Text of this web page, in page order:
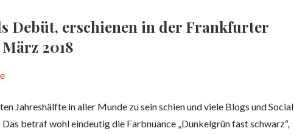
Debüt, erschienen in der Frankfurter
2018
Jahreshälfte in aller Munde zu sein schien und viele Blogs und Social
betraf wohl eindeutig die Farbnuance „Dunkelgrün fast schwarz“,